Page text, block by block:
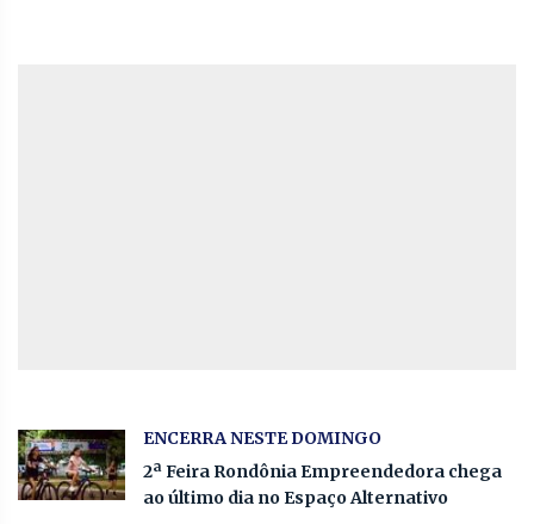
ENCERRA NESTE DOMINGO
2ª Feira Rondônia Empreendedora chega
ao último dia no Espaço Alternativo